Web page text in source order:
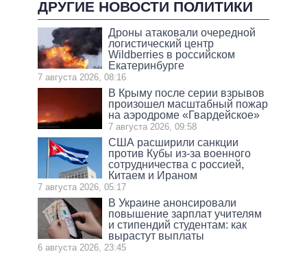
ДРУГИЕ НОВОСТИ ПОЛИТИКИ
Дроны атаковали очередной
логистический центр
Wildberries в российском
Екатеринбурге
7 августа 2026, 08:16
В Крыму после серии взрывов
произошел масштабный пожар
на аэродроме «Гвардейское»
7 августа 2026, 09:58
США расширили санкции
против Кубы из-за военного
сотрудничества с россией,
Китаем и Ираном
7 августа 2026, 05:17
В Украине анонсировали
повышение зарплат учителям
и стипендий студентам: как
вырастут выплаты
6 августа 2026, 23:45